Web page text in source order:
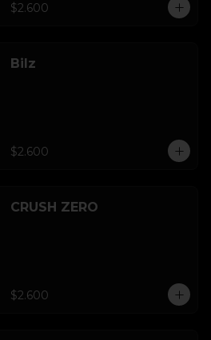
$2.600
Bilz
$2.600
CRUSH ZERO
$2.600